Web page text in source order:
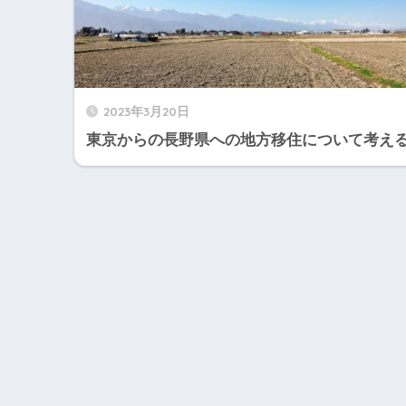
2023年3月20日
東京からの長野県への地方移住について考え